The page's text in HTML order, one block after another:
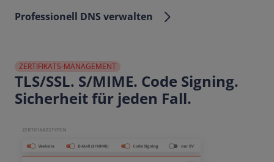
Professionell DNS verwalten
ZERTIFIKATS-MANAGEMENT
TLS/SSL. S/MIME. Code Signing.
Sicherheit für jeden Fall.